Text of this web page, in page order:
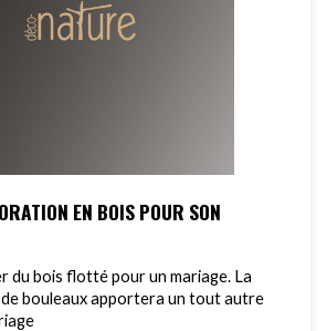
EN BOIS POUR SON
du bois flotté pour un mariage. La
bouleaux apportera un tout autre